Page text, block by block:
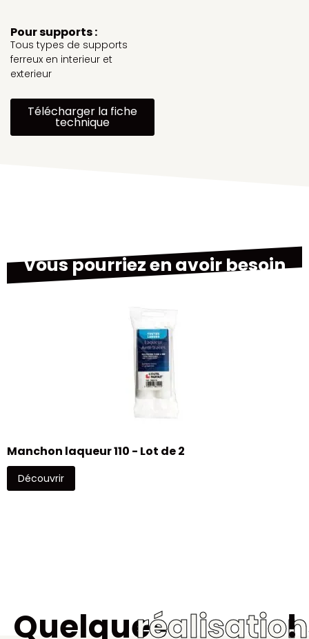
Pour supports :
Tous types de supports
ferreux en interieur et
exterieur
Télécharger la fiche
technique
Vous pourriez en avoir besoin
Manchon laqueur 110 - Lot de 2
Découvrir
Quelques !